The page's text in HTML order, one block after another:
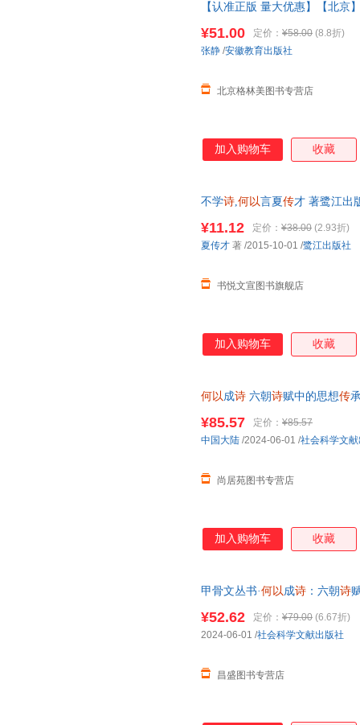
【认准正版 量大优惠】【北京
票 联系客服领取
¥51.00 定价： ¥58.00 (8.8折)
北京格林美图书专营店
张静 /安徽教育出版社
加入购物车 收藏
不学诗,何以言夏传才 著鹭江出
¥11.12 定价： ¥38.00 (2.93折)
书悦文宣图书旗舰店
夏传才 著 /2015-10-01 /鹭江出版社
加入购物车 收藏
何以成诗 六朝诗赋中的思想传
书 请放心下单，本店所有商品
¥85.57 定价： ¥85.57
尚居苑图书专营店
中国大陆 /2024-06-01 /社会科学文
加入购物车 收藏
甲骨文丛书·何以成诗 ：六朝诗
¥52.62 定价： ¥79.00 (6.67折)
昌盛图书专营店
2024-06-01 /社会科学文献出版社